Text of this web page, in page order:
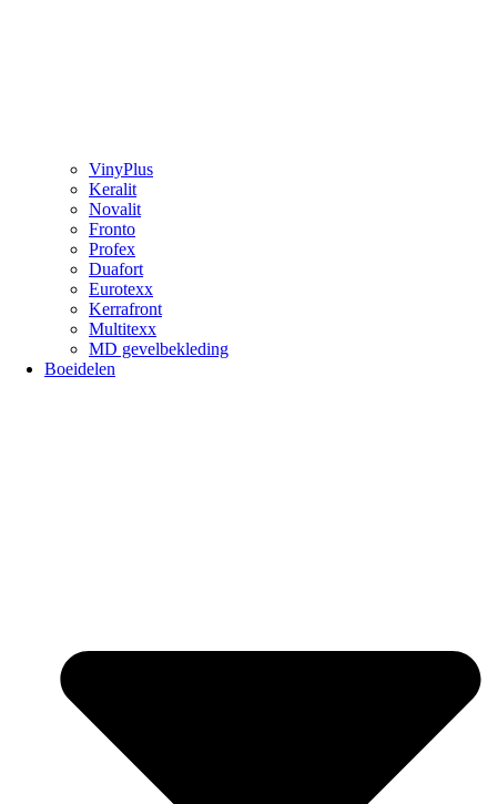
VinyPlus
Keralit
Novalit
Fronto
Profex
Duafort
Eurotexx
Kerrafront
Multitexx
MD gevelbekleding
Boeidelen